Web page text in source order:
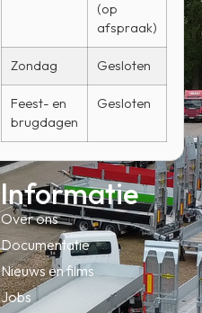
(op
afspraak)
Zondag Gesloten
Feest- en
brugdagen
Gesloten
Informatie
Over ons
Documentatie
Nieuws en films
Jobs